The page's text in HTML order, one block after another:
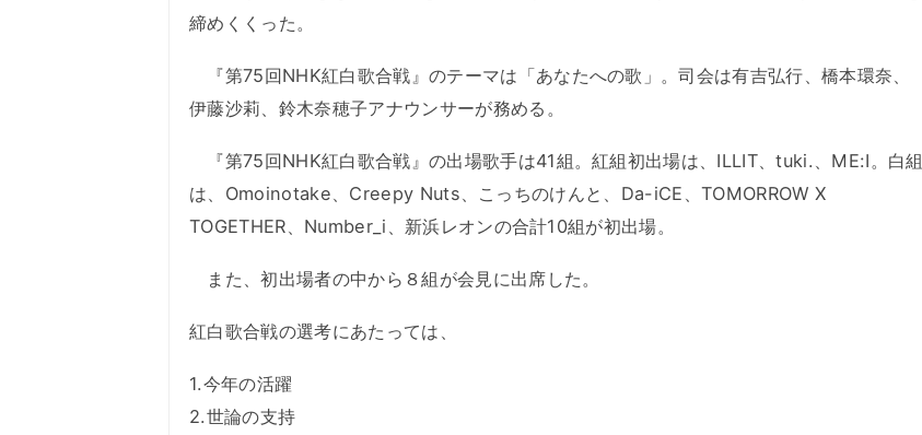
締めくくった。
『第75回NHK紅白歌合戦』のテーマは「あなたへの歌」。司会は有吉弘行、橋本環奈、
伊藤沙莉、鈴木奈穂子アナウンサーが務める。
『第75回NHK紅白歌合戦』の出場歌手は41組。紅組初出場は、ILLIT、tuki.、ME:I。白組
は、Omoinotake、Creepy Nuts、こっちのけんと、Da-iCE、TOMORROW X
TOGETHER、Number_i、新浜レオンの合計10組が初出場。
また、初出場者の中から８組が会見に出席した。
紅白歌合戦の選考にあたっては、
1.今年の活躍
2.世論の支持